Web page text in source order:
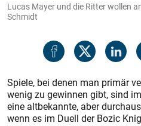
Lucas Mayer und die Ritter wollen
Schmidt
Spiele, bei denen man primär
wenig zu gewinnen gibt, sind
eine altbekannte, aber
wenn es im Duell der Bozic